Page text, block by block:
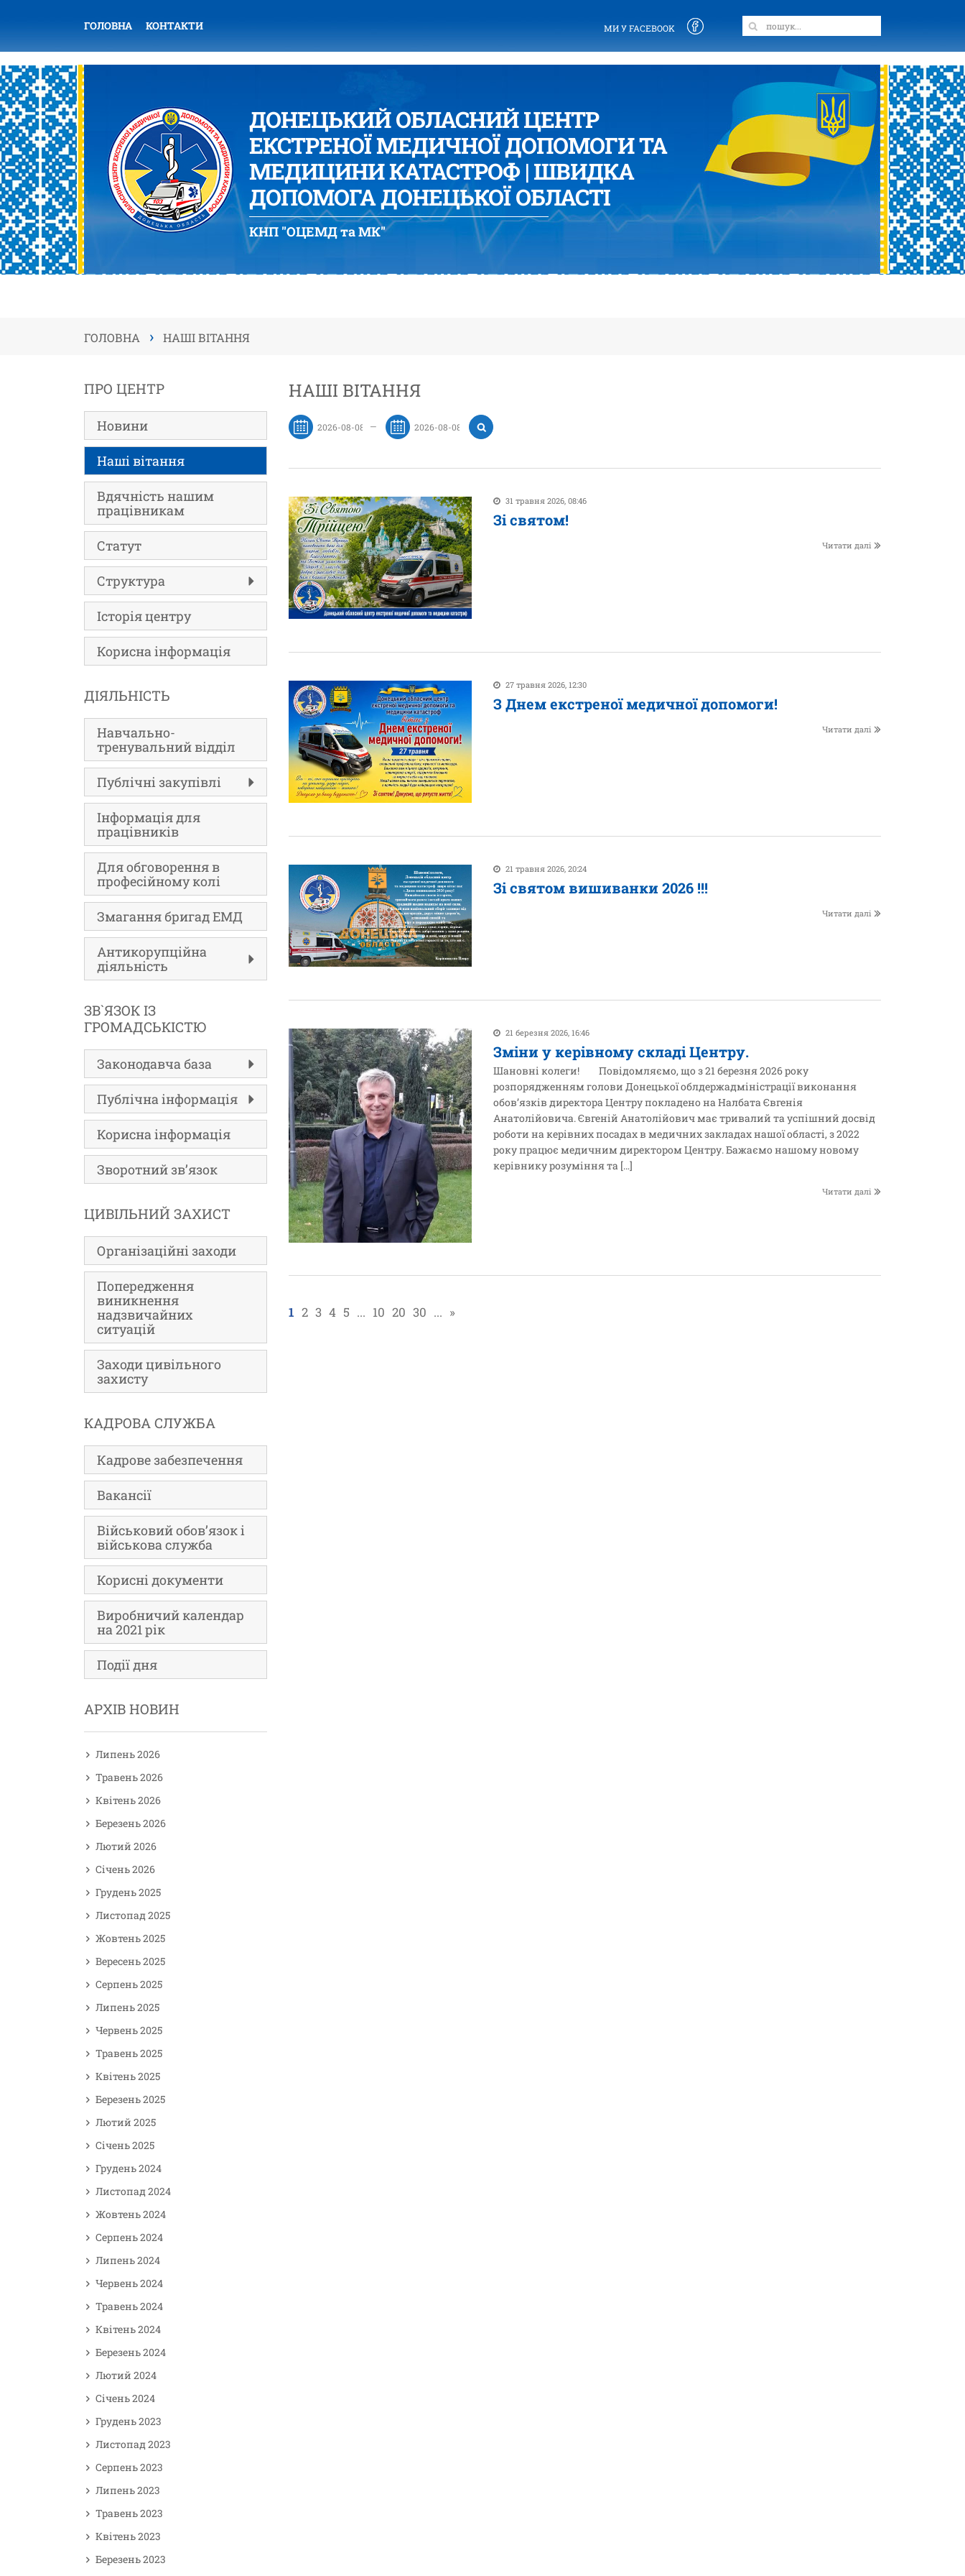
ГОЛОВНА КОНТАКТИ МИ У FACEBOOK
ДОНЕЦЬКИЙ ОБЛАСНИЙ ЦЕНТР
ЕКСТРЕНОЇ МЕДИЧНОЇ ДОПОМОГИ ТА
МЕДИЦИНИ КАТАСТРОФ | ШВИДКА
ДОПОМОГА ДОНЕЦЬКОЇ ОБЛАСТІ
КНП "ОЦЕМД та МК"
ГОЛОВНА › НАШІ ВІТАННЯ
ПРО ЦЕНТР
Новини
Наші вітання
Вдячність нашим
працівникам
Статут
Структура
Історія центру
Корисна інформація
ДІЯЛЬНІСТЬ
Навчально-
тренувальний відділ
Публічні закупівлі
Інформація для
працівників
Для обговорення в
професійному колі
Змагання бригад ЕМД
Антикорупційна
діяльність
ЗВ`ЯЗОК ІЗ
ГРОМАДСЬКІСТЮ
Законодавча база
Публічна інформація
Корисна інформація
Зворотний зв’язок
ЦИВІЛЬНИЙ ЗАХИСТ
Організаційні заходи
Попередження
виникнення
надзвичайних
ситуацій
Заходи цивільного
захисту
КАДРОВА СЛУЖБА
Кадрове забезпечення
Вакансії
Військовий обов’язок і
військова служба
Корисні документи
Виробничий календар
на 2021 рік
Події дня
АРХІВ НОВИН
Липень 2026
Травень 2026
Квітень 2026
Березень 2026
Лютий 2026
Січень 2026
Грудень 2025
Листопад 2025
Жовтень 2025
Вересень 2025
Серпень 2025
Липень 2025
Червень 2025
Травень 2025
Квітень 2025
Березень 2025
Лютий 2025
Січень 2025
Грудень 2024
Листопад 2024
Жовтень 2024
Серпень 2024
Липень 2024
Червень 2024
Травень 2024
Квітень 2024
Березень 2024
Лютий 2024
Січень 2024
Грудень 2023
Листопад 2023
Серпень 2023
Липень 2023
Травень 2023
Квітень 2023
Березень 2023
НАШІ ВІТАННЯ
—
31 травня 2026, 08:46
Зі святом!
Читати далі
27 травня 2026, 12:30
З Днем екстреної медичної допомоги!
Читати далі
21 травня 2026, 20:24
Зі святом вишиванки 2026 !!!
Читати далі
21 березня 2026, 16:46
Зміни у керівному складі Центру.
Шановні колеги! Повідомляємо, що з 21 березня 2026 року
розпорядженням голови Донецької облдержадміністрації виконання
обов’язків директора Центру покладено на Налбата Євгенія
Анатолійовича. Євгеній Анатолійович має тривалий та успішний досвід
роботи на керівних посадах в медичних закладах нашої області, з 2022
року працює медичним директором Центру. Бажаємо нашому новому
керівнику розуміння та […]
Читати далі
1 2 3 4 5 ... 10 20 30 ... »